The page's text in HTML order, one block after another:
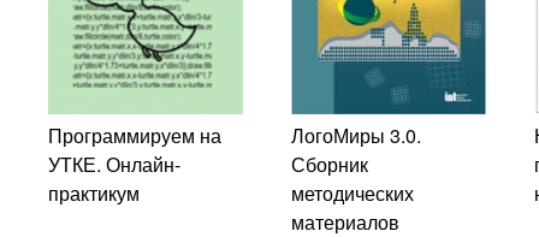
Программируем на
УТКЕ. Онлайн-
практикум
ЛогоМиры 3.0.
Сборник
методических
материалов